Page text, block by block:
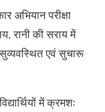
अभियान परीक्षा
रानी की सराय में
सुव्यवस्थित एवं सुचारू
में क्रमशः